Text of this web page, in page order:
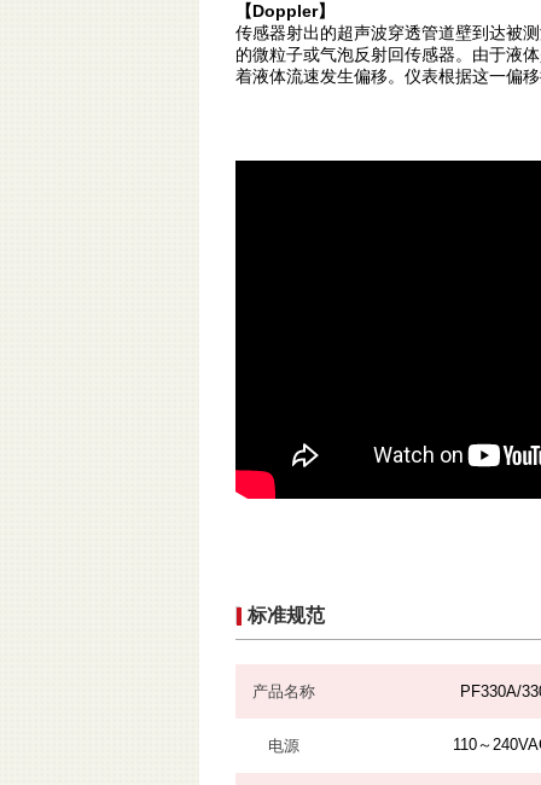
【Doppler】
传感器射出的超声波穿透管道壁到达被
的微粒子或气泡反射回传感器。由于液
着液体流速发生偏移。仪表根据这一偏
标准规范
产品名称 PF330A/
电源 110～